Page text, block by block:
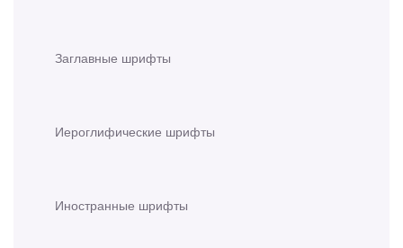
Заглавные шрифты
Иероглифические шрифты
Иностранные шрифты